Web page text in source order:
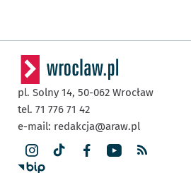
pl. Solny 14, 50-062 Wrocław
tel. 71 776 71 42
e-mail: redakcja@araw.pl